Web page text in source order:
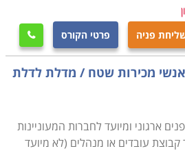
בהן אפשר ללמוד את הנושא.
פניה פרטי הקורס 
מכירות שטח / מדלת לדלת
ארגוני ומיועד לחברות המעוניינות
קבוצת עובדים או מנהלים (לא מיועד